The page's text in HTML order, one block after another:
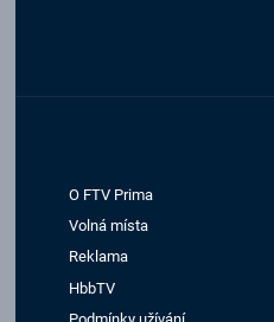
O FTV Prima
Volná místa
Reklama
HbbTV